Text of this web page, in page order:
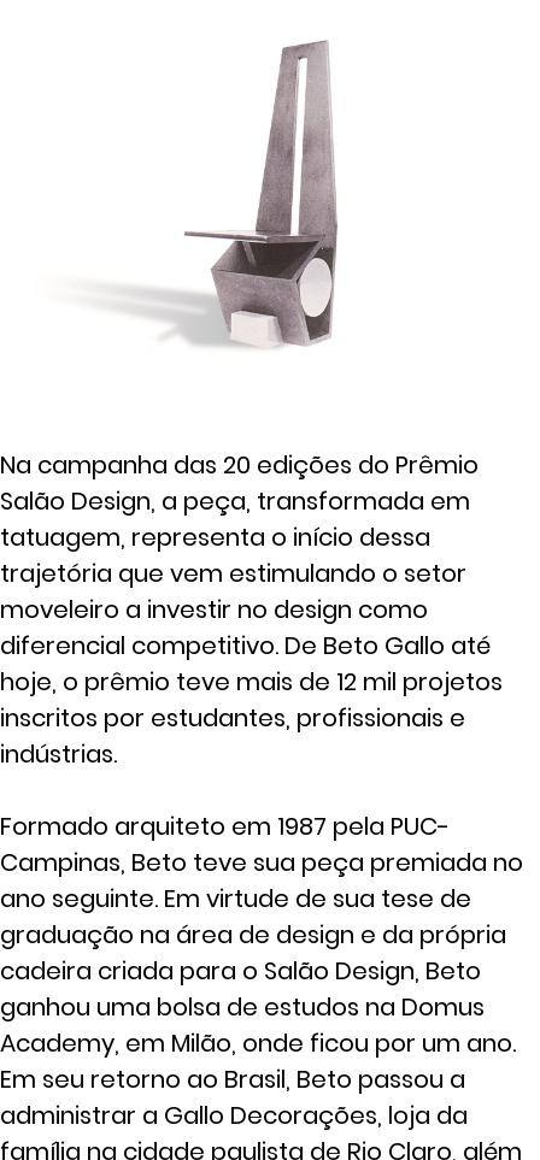
Na campanha das 20 edições do Prêmio
Salão Design, a peça, transformada em
tatuagem, representa o início dessa
trajetória que vem estimulando o setor
moveleiro a investir no design como
diferencial competitivo. De Beto Gallo até
hoje, o prêmio teve mais de 12 mil projetos
inscritos por estudantes, profissionais e
indústrias.
Formado arquiteto em 1987 pela PUC-
Campinas, Beto teve sua peça premiada no
ano seguinte. Em virtude de sua tese de
graduação na área de design e da própria
cadeira criada para o Salão Design, Beto
ganhou uma bolsa de estudos na Domus
Academy, em Milão, onde ficou por um ano.
Em seu retorno ao Brasil, Beto passou a
administrar a Gallo Decorações, loja da
família na cidade paulista de Rio Claro, além